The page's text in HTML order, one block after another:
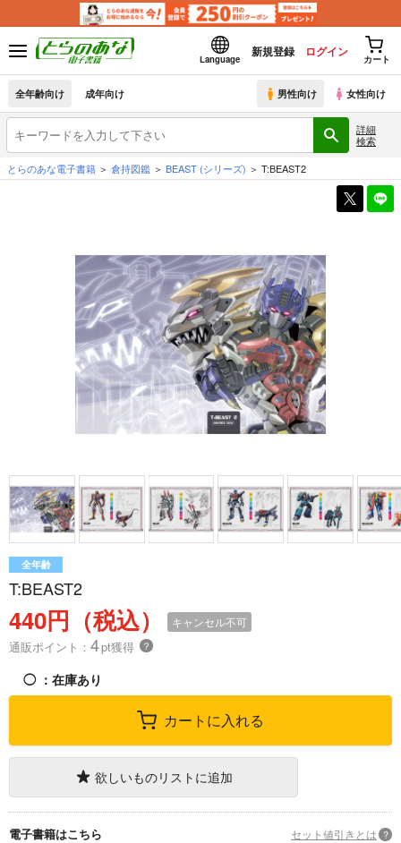
Language
新規登録 ログイン
カート
全年齢向け 成年向け 男性向け 女性向け
詳細
検索
とらのあな電子書籍
倉持図鑑 BEAST (シリーズ) T:BEAST2
全年齢
T:BEAST2
440円（税込） キャンセル不可
通販ポイント： 4pt獲得 ？
◯ ：在庫あり
カートに入れる
欲しいものリストに追加
電子書籍はこちら セット値引きとは ?